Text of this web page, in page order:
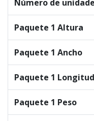
Número de
Paquete 1 Altura
Paquete 1 Ancho
Paquete 1 Longitud
Paquete 1 Peso